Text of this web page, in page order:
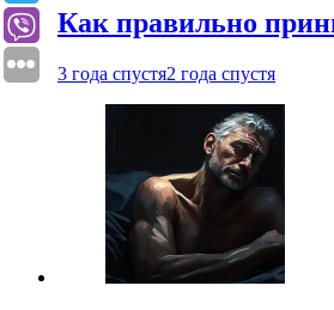
Как правильно
3 года спустя2 года спустя